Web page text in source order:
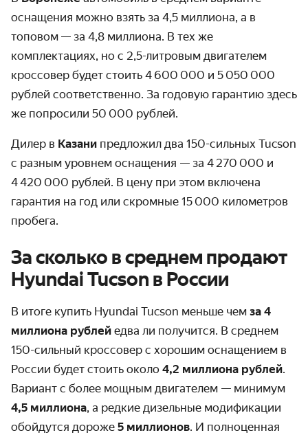
оснащения можно взять за 4,5 миллиона, а в
топовом — за 4,8 миллиона. В тех же
комплектациях, но с 2,5-литровым двигателем
кроссовер будет стоить 4 600 000 и 5 050 000
рублей соответственно. За годовую гарантию здесь
же попросили 50 000 рублей.
Дилер в Казани предложил два 150-сильных Tucson
с разным уровнем оснащения — за 4 270 000 и
4 420 000 рублей. В цену при этом включена
гарантия на год или скромные 15 000 километров
пробега.
За сколько в среднем продают
Hyundai Tucson в России
В итоге купить Hyundai Tucson меньше чем за 4
миллиона рублей едва ли получится. В среднем
150-сильный кроссовер с хорошим оснащением в
России будет стоить около 4,2 миллиона рублей.
Вариант с более мощным двигателем — минимум
4,5 миллиона, а редкие дизельные модификации
обойдутся дороже 5 миллионов. И полноценная